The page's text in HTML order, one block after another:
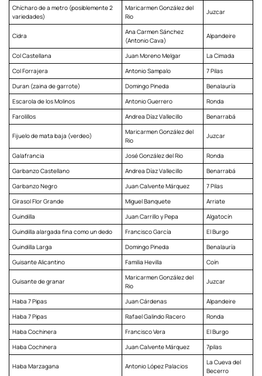
Chícharo de a metro (posiblemente 2
variedades)
Maricarmen González del
Rio
Juzcar
Cidra
Ana Carmen Sánchez
(Antonio Cava)
Alpandeire
Col Castellana Juan Moreno Melgar
La Cimada
Col Forrajera
Antonio Sampalo
7 Pilas
Duran (zaina de garrote)
Domingo Pineda
Benalauría
Escarola de los Molinos
Antonio Guerrero
Ronda
Farolillos
Andrea Díaz Vallecillo Benarrabá
Fijuelo de mata baja (verdeo)
Maricarmen González del
Rio
Juzcar
Galafrancia José González del Rio
Ronda
Garbanzo Castellano
Andrea Díaz Vallecillo
Benarrabá
Garbanzo Negro
Juan Calvente Márquez
7 Pilas
Girasol Flor Grande
Miguel Banquete
Arriate
Guindilla
Juan Carrillo y Pepa
Algatocín
Guindilla alargada fina como un dedo
Francisco García
El Burgo
Guindilla Larga
Domingo Pineda
Benalauría
Guisante Alicantino
Familia Hevilla Coín
Guisante de granar
Maricarmen González del
Rio
Juzcar
Haba 7 Pipas Juan Cárdenas
Alpandeire
Haba 7 Pipas
Rafael Galindo Racero
Ronda
Haba Cochinera
Francisco Vera
El Burgo
Haba Cochinera
Juan Calvente Márquez 7pilas
Haba Marzagana Antonio López Palacios
La Cueva del
Becerro